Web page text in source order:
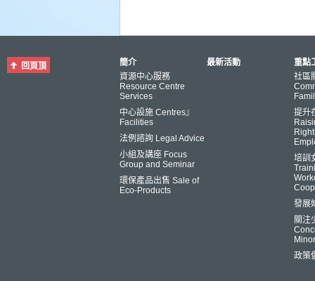
回頁頂
簡介
資源中心服務
Resource Centre
Services
中心設施 Centres』
Facilities
法例諮詢 Legal Advice
小組及講座 Focus
Group and Seminar
環保產品出售 Sale of
Eco-Products
最新活動
重點
社區
提升
培訓
發展
關注
政策